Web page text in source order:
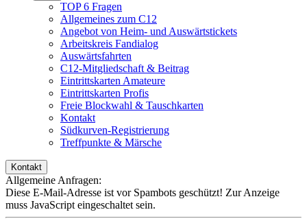
TOP 6 Fragen
Allgemeines zum C12
Angebot von Heim- und Auswärtstickets
Arbeitskreis Fandialog
Auswärtsfahrten
C12-Mitgliedschaft & Beitrag
Eintrittskarten Amateure
Eintrittskarten Profis
Freie Blockwahl & Tauschkarten
Kontakt
Südkurven-Registrierung
Treffpunkte & Märsche
Kontakt
Allgemeine Anfragen:
Diese E-Mail-Adresse ist vor Spambots geschützt! Zur Anzeige
muss JavaScript eingeschaltet sein.